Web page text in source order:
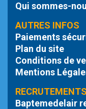
Qui sommes-
AUTRES INFOS
Paiements
Plan du site
Conditions de
Mentions
RECRUTEMENTS
Baptemedelair